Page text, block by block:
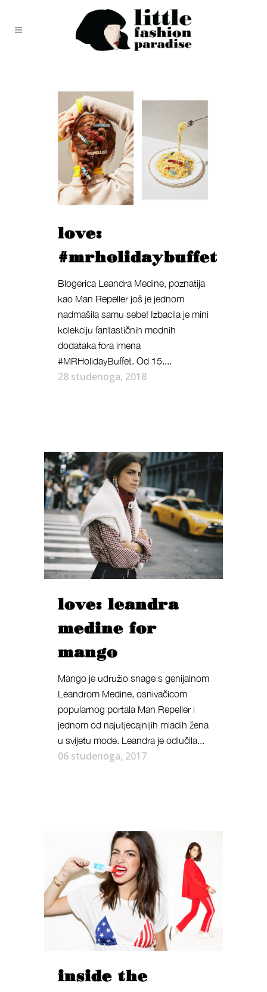
love:
#mrholidaybuffet
Blogerica Leandra Medine, poznatija
kao Man Repeller još je jednom
nadmašila samu sebe! Izbacila je mini
kolekciju fantastičnih modnih
dodataka fora imena
#MRHolidayBuffet. Od 15....
28 studenoga, 2018
love: leandra
medine for
mango
Mango je udružio snage s genijalnom
Leandrom Medine, osnivačicom
popularnog portala Man Repeller i
jednom od najutjecajnijih mladih žena
u svijetu mode. Leandra je odlučila...
06 studenoga, 2017
inside the